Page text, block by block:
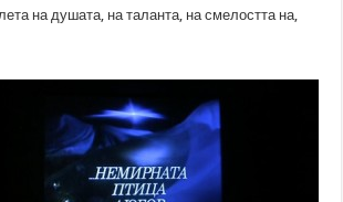
на душата, на таланта, на смелостта на,